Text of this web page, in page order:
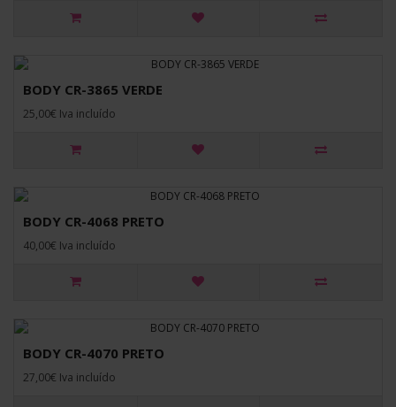
BODY CR-3865 VERDE
25,00€ Iva incluído
BODY CR-4068 PRETO
40,00€ Iva incluído
BODY CR-4070 PRETO
27,00€ Iva incluído